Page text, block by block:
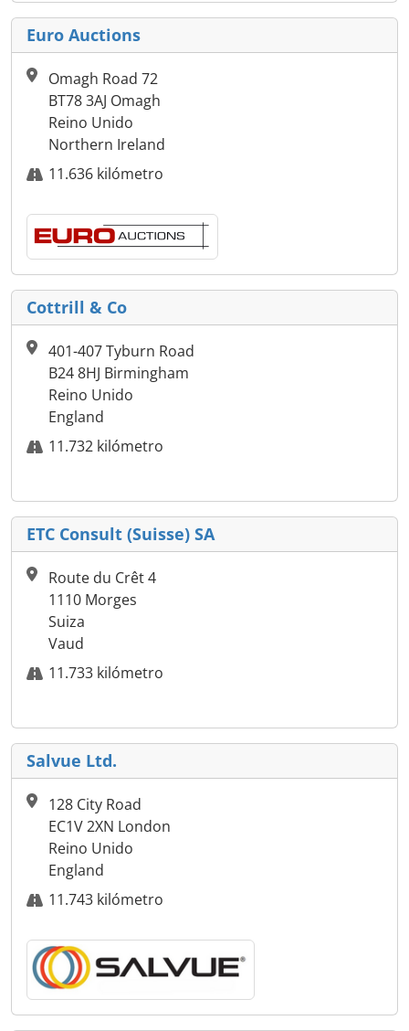
Euro Auctions
Omagh Road 72
BT78 3AJ Omagh
Reino Unido
Northern Ireland
11.636 kilómetro
Cottrill & Co
401-407 Tyburn Road
B24 8HJ Birmingham
Reino Unido
England
11.732 kilómetro
ETC Consult (Suisse) SA
Route du Crêt 4
1110 Morges
Suiza
Vaud
11.733 kilómetro
Salvue Ltd.
128 City Road
EC1V 2XN London
Reino Unido
England
11.743 kilómetro